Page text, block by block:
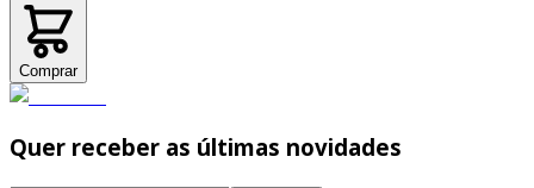
Comprar
Quer receber as últimas novidades